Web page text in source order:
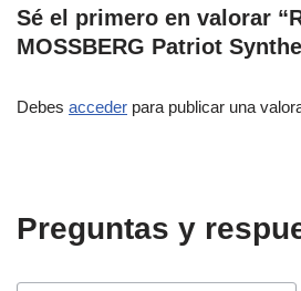
Sé el primero en valorar
MOSSBERG Patriot
Debes acceder para publicar una
Preguntas y